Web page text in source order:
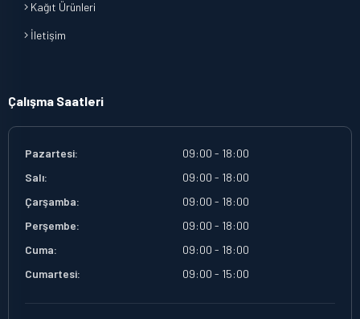
Kağıt Ürünleri
İletişim
Çalışma Saatleri
Pazartesi:
09:00 - 18:00
Salı:
09:00 - 18:00
Çarşamba:
09:00 - 18:00
Perşembe:
09:00 - 18:00
Cuma:
09:00 - 18:00
Cumartesi:
09:00 - 15:00